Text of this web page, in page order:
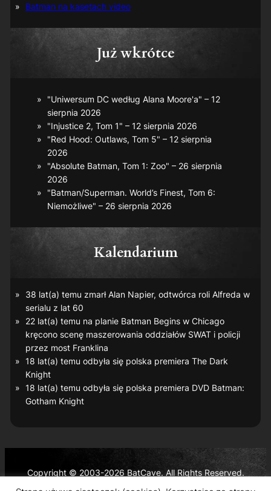
Batman na kasetach video
Już wkrótce
"Uniwersum DC według Alana Moore'a" – 12
sierpnia 2026
"Injustice 2, Tom 1" – 12 sierpnia 2026
"Red Hood: Outlaws, Tom 5" – 12 sierpnia
2026
"Absolute Batman, Tom 1: Zoo" – 26 sierpnia
2026
"Batman/Superman. World’s Finest, Tom 6:
Niemożliwe" – 26 sierpnia 2026
Kalendarium
38 lat(a) temu zmarł Alan Napier, odtwórca roli Alfreda w
serialu z lat 60
22 lat(a) temu na planie Batman Beginsw Chicago
kręcono scenę maszerowania oddziałów SWAT i policji
przez most Franklina
18 lat(a) temu odbyła się polska premiera The Dark
Knight
18 lat(a) temu odbyła się polska premiera DVD Batman:
Gotham Knight
Copyright © 2003-2026 BatCave. All Rights Reserved.
Batman and all related characters and elements are the